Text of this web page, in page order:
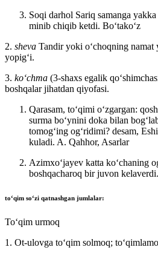
Soqi darhol Sariq samanga
minib chiqib ketdi. Boʻtakoʻz
2. sheva Tandir yoki oʻchoqning
yopigʻi.
3. koʻchma (3-shaxs egalik
boshqalar jihatdan qiyofasi.
Qarasam, toʻqimi oʻzgargan:
surma boʻynini doka bilan
tomogʻing ogʻridimi? desam,
kuladi. A. Qahhor, Asarlar
Azimxoʻjayev katta koʻchaning
boshqacharoq bir juvon kelaverdi.
to‘qim soʻzi qatnashgan jumlalar:
Toʻqim urmoq
1. Ot-ulovga toʻqim solmoq;